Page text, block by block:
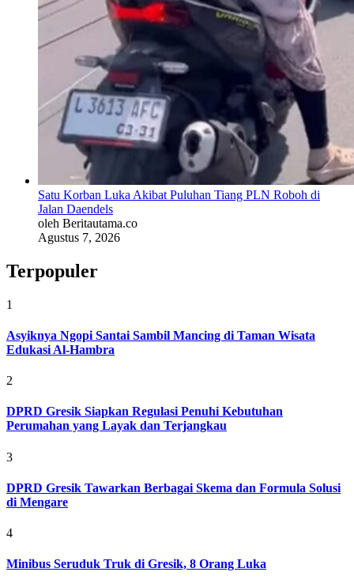
Satu Korban Luka Akibat Puluhan Tiang PLN Roboh di
Jalan Daendels
oleh Beritautama.co
Agustus 7, 2026
Terpopuler
1
Asyiknya Ngopi Santai Sambil Mancing di Taman Wisata
Edukasi Al-Hambra
2
DPRD Gresik Siapkan Regulasi Penuhi Kebutuhan
Perumahan yang Layak dan Terjangkau
3
DPRD Gresik Tawarkan Berbagai Skema dan Formula Solusi
di Mengare
4
Minibus Seruduk Truk di Gresik, 8 Orang Luka